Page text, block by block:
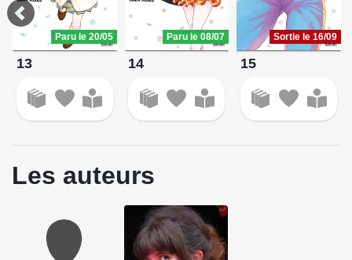
Paru le 20/05
13
Paru le 08/07
14
Sortie le 16/09
15
Les auteurs